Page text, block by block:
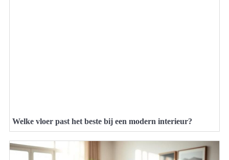
Welke vloer past het beste bij een modern interieur?